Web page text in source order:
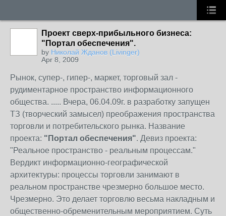
Проект сверх-прибыльного бизнеса:
"Портал обеспечения".
by Николай Жданов (Livinger)
Apr 8, 2009
Рынок, супер-, гипер-, маркет, торговый зал -
рудиментарное пространство информационного
общества. ..... Вчера, 06.04.09г. в разработку запущен
ТЗ (творческий замысел) преображения пространства
торговли и потребительского рынка. Название
проекта: "Портал обеспечения". Девиз проекта:
"Реальное пространство - реальным процессам."
Вердикт информационно-географической
архитектуры: процессы торговли занимают в
реальном пространстве чрезмерно большое место.
Чрезмерно. Это делает торговлю весьма накладным и
общественно-обременительным мероприятием. Суть